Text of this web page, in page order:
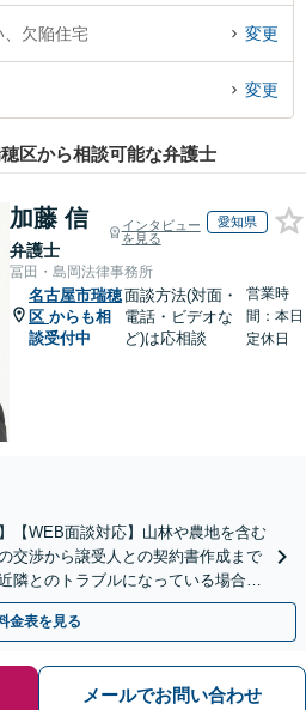
瑞穂区内の弁護士に相談予約したい』など
す。
欠陥住宅 変更
変更
区から相談可能な弁護士
加藤 信
弁護士
インタビュー
を見る
愛知県
冨田・島岡法律事務所
名古屋市瑞穂
区 からも相
談受付中
面談方法(対面・
電話・ビデオな
ど)は応相談
営業時
間：本日
定休日
【WEB面談対応】山林や農地を含む
交渉から譲受人との契約書作成まで
隣とのトラブルになっている場合
、ぜひご相談ください。
金表を見る
メールでお問い合わせ